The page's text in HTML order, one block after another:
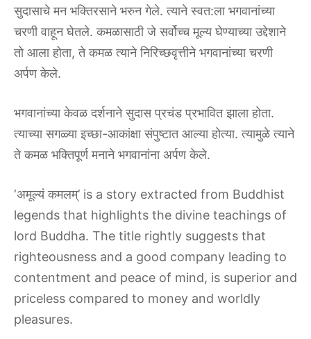
सुदासाचे मन भक्तिरसाने भरुन गेले. त्याने स्वत:ला भगवानांच्या
चरणी वाहून घेतले. कमळासाठी जे सर्वोच्च मूल्य घेण्याच्या उद्देशाने
तो आला होता, ते कमळ त्याने निरिच्छवृत्तीने भगवानांच्या चरणी
अर्पण केले.
भगवानांच्या केवळ दर्शनाने सुदास प्रचंड प्रभावित झाला होता.
त्याच्या सगळ्या इच्छा-आकांक्षा संपुष्टात आल्या होत्या. त्यामुळे त्याने
ते कमळ भक्तिपूर्ण मनाने भगवानांना अर्पण केले.
‘अमूल्यं कमलम्’ is a story extracted from Buddhist
legends that highlights the divine teachings of
lord Buddha. The title rightly suggests that
righteousness and a good company leading to
contentment and peace of mind, is superior and
priceless compared to money and worldly
pleasures.